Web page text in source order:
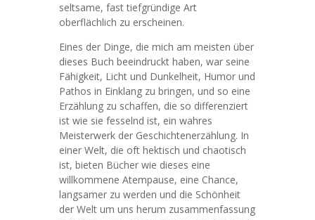
seltsame, fast tiefgründige Art
oberflächlich zu erscheinen.
Eines der Dinge, die mich am meisten über
dieses Buch beeindruckt haben, war seine
Fähigkeit, Licht und Dunkelheit, Humor und
Pathos in Einklang zu bringen, und so eine
Erzählung zu schaffen, die so differenziert
ist wie sie fesselnd ist, ein wahres
Meisterwerk der Geschichtenerzählung. In
einer Welt, die oft hektisch und chaotisch
ist, bieten Bücher wie dieses eine
willkommene Atempause, eine Chance,
langsamer zu werden und die Schönheit
der Welt um uns herum zusammenfassung